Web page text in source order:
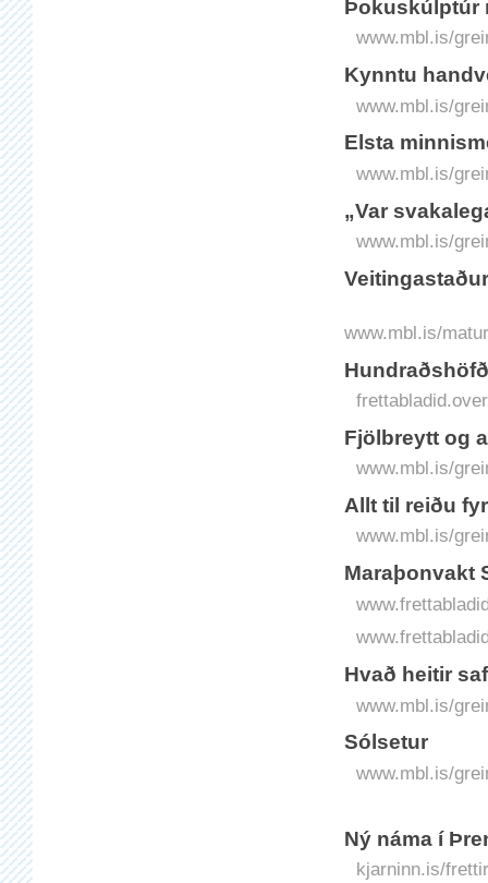
Þokuskúlptúr
www.mbl.is/
Kynntu
www.mbl.is/
Elsta
www.mbl.is/
„Var
www.mbl.is/
www.mbl.is/
Fjölbreytt og
www.mbl.is/
Allt til reiðu
www.mbl.is/
Maraþonvakt
Hvað heitir
www.mbl.is/
Sólsetur
www.mbl.is/
Ný náma í
kjarninn.is/